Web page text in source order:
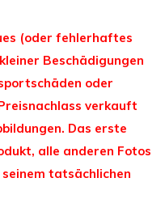
(oder fehlerhaftes
Beschädigungen
oder
verkauft
Das erste
alle anderen Fotos
tatsächlichen